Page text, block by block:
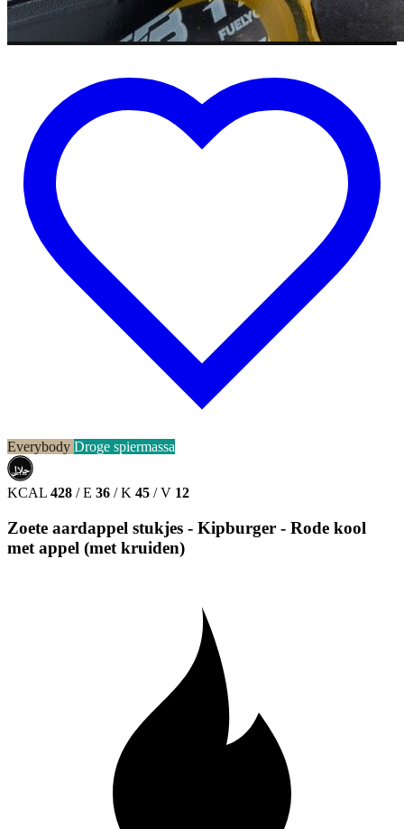
Everybody Droge spiermassa
حلال
HALAL
KCAL 428 / E 36 / K 45 / V 12
Zoete aardappel stukjes - Kipburger - Rode kool
met appel (met kruiden)